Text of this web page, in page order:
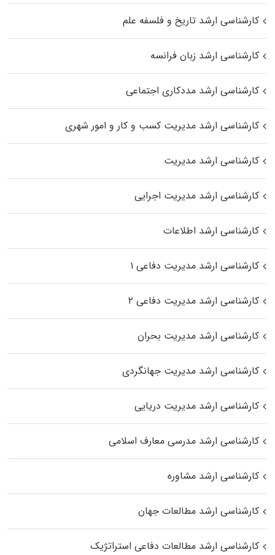
کارشناسی ارشد تاریخ و فلسفه علم
کارشناسی ارشد زبان فرانسه
کارشناسی ارشد مددکاری اجتماعی
کارشناسی ارشد مدیریت کسب و کار و امور شهری
کارشناسی ارشد مدیریت
کارشناسی ارشد مدیریت اجرایی
کارشناسی ارشد اطلاعات
کارشناسی ارشد مدیریت دفاعی ۱
کارشناسی ارشد مدیریت دفاعی ۲
کارشناسی ارشد مدیریت بحران
کارشناسی ارشد مدیریت جهانگردی
کارشناسی ارشد مدیریت دریایی
کارشناسی ارشد مدرسی معارف اسلامی
کارشناسی ارشد مشاوره
کارشناسی ارشد مطالعات جهان
کارشناسی ارشد مطالعات دفاعی استراتژیک